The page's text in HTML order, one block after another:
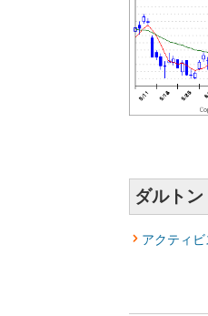
ダルト
アクティ